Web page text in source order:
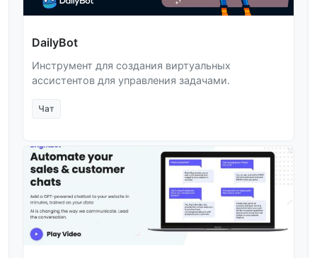
DailyBot
Инструмент для создания виртуальных
ассистентов для управления задачами.
Чат